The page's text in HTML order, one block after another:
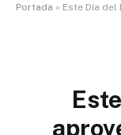
Portada » Este Día del Padre,